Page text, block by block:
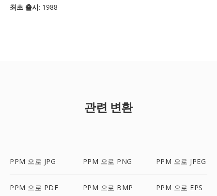
최초 출시: 1988
관련 변환
PPM 으로 JPG PPM 으로 PNG PPM 으로 JPEG
PPM 으로 PDF PPM 으로 BMP PPM 으로 EPS